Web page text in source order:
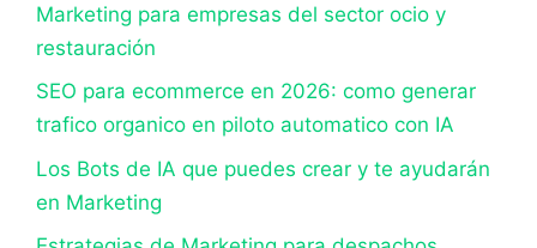
Marketing para empresas del sector ocio y
restauración
SEO para ecommerce en 2026: como generar
trafico organico en piloto automatico con IA
Los Bots de IA que puedes crear y te ayudarán
en Marketing